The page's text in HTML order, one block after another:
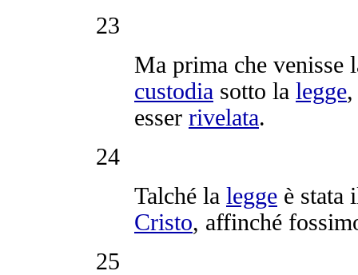
23
Ma prima che venisse
custodia sotto la legge
esser rivelata.
24
Talché la legge è stata
Cristo, affinché
25